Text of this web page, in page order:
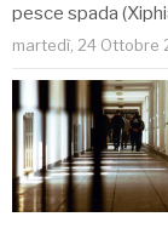
pesce spada
martedì, 24 Ottobre